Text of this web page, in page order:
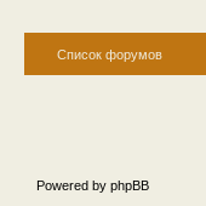
Список форумов
Powered by phpBB